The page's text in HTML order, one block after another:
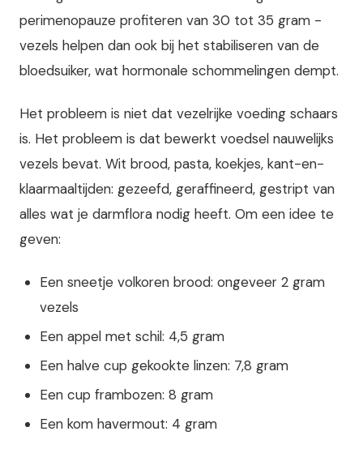
perimenopauze profiteren van 30 tot 35 gram -
vezels helpen dan ook bij het stabiliseren van de
bloedsuiker, wat hormonale schommelingen dempt.
Het probleem is niet dat vezelrijke voeding schaars
is. Het probleem is dat bewerkt voedsel nauwelijks
vezels bevat. Wit brood, pasta, koekjes, kant-en-
klaarmaaltijden: gezeefd, geraffineerd, gestript van
alles wat je darmflora nodig heeft. Om een idee te
geven:
Een sneetje volkoren brood: ongeveer 2 gram
vezels
Een appel met schil: 4,5 gram
Een halve cup gekookte linzen: 7,8 gram
Een cup frambozen: 8 gram
Een kom havermout: 4 gram